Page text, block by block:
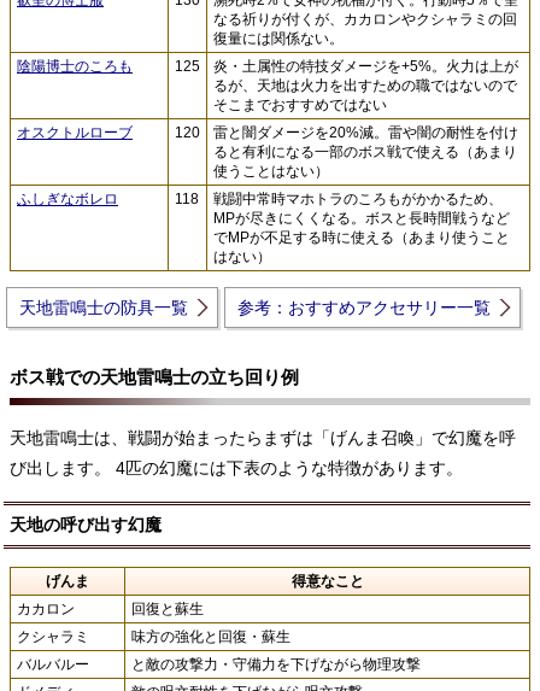
なる祈りが付くが、カカロンやクシャラミの回
復量には関係ない。
陰陽博士のころも
125
炎・土属性の特技ダメージを+5%。火力は上が
るが、天地は火力を出すための職ではないので
そこまでおすすめではない
オスクトルローブ
120
雷と闇ダメージを20%減。雷や闇の耐性を付け
ると有利になる一部のボス戦で使える（あまり
使うことはない）
ふしぎなボレロ
118
戦闘中常時マホトラのころもがかかるため、
MPが尽きにくくなる。ボスと長時間戦うなど
でMPが不足する時に使える（あまり使うこと
はない）
天地雷鳴士の防具一覧 参考：おすすめアクセサリー一覧
ボス戦での天地雷鳴士の立ち回り例
天地雷鳴士は、戦闘が始まったらまずは「げんま召喚」で幻魔を呼
び出します。 4匹の幻魔には下表のような特徴があります。
天地の呼び出す幻魔
げんま
得意なこと
カカロン
回復と蘇生
クシャラミ
味方の強化と回復・蘇生
バルバルー
と敵の攻撃力・守備力を下げながら物理攻撃